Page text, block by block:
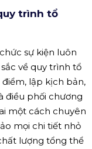
trình tổ
sự kiện luôn
về quy trình tổ
lập kịch bản,
điều phối chương
một cách chuyên
mọi chi tiết nhỏ
lượng tổng thể